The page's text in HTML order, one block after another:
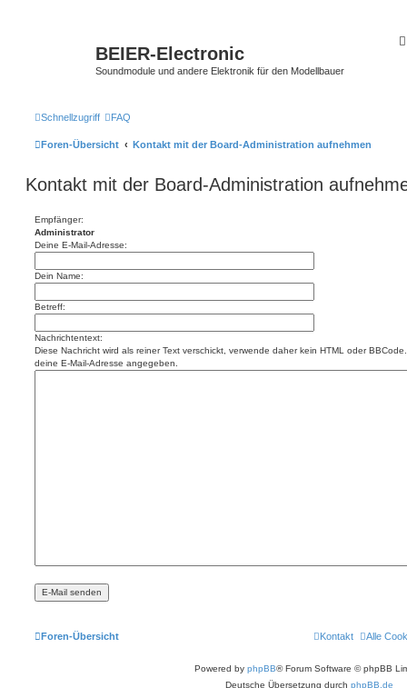
BEIER-Electronic
Soundmodule und andere Elektronik für den Modellbauer
Schnellzugriff FAQ
Foren-Übersicht Kontakt mit der Board-Administration aufnehmen
Kontakt mit der Board-Administration
Empfänger:
Administrator
Deine E-Mail-Adresse:
Dein Name:
Betreff:
Nachrichtentext:
Diese Nachricht wird als reiner Text verschickt, verwende daher kein HTML oder
deine E-Mail-Adresse angegeben.
Foren-Übersicht Alle
Kontakt
Powered by phpBB® Forum Software © phpBB
Deutsche Übersetzung durch phpBB.de